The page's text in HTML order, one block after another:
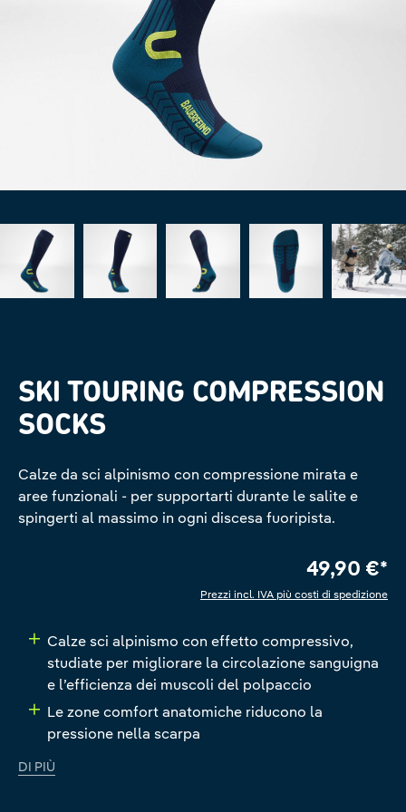
SKI TOURING COMPRESSION
SOCKS
Calze da sci alpinismo con compressione mirata e
aree funzionali - per supportarti durante le salite e
spingerti al massimo in ogni discesa fuoripista.
49,90 €*
Prezzi incl. IVA più costi di spedizione
Calze sci alpinismo con effetto compressivo,
studiate per migliorare la circolazione sanguigna
e l’efficienza dei muscoli del polpaccio
Le zone comfort anatomiche riducono la
pressione nella scarpa
DI PIÙ